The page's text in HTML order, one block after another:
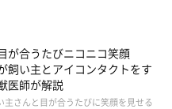
テリア
が合うたびニコニコ笑顔
い主とアイコンタクトをす
医師が解説
主さんと目が合うたびに笑顔を見せる